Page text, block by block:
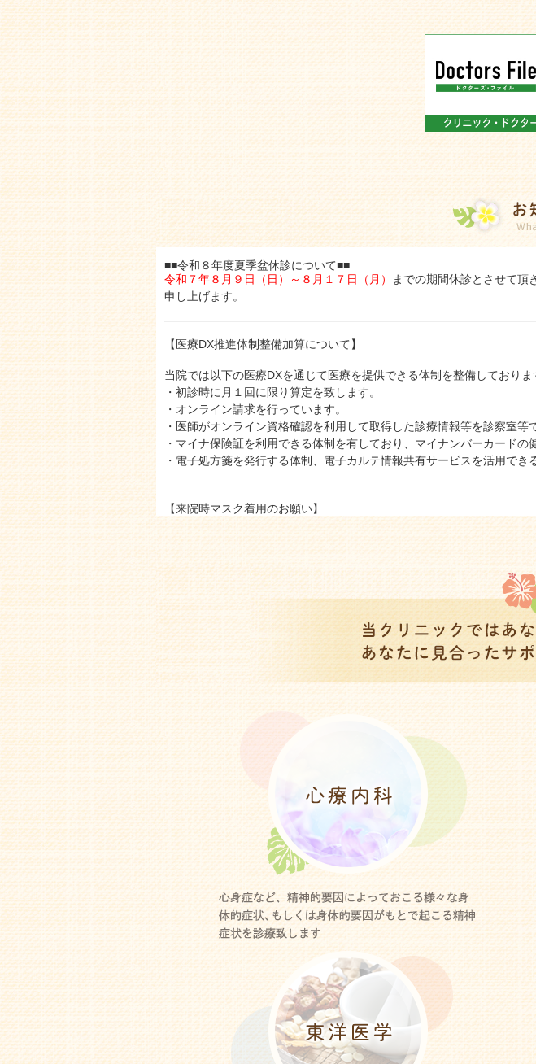
■■令和８年度夏季盆休診について■■
令和７年８月９日（日）～８月１７ 日（月）
までの期間休診とさせて頂
申し上げます。
【医療DX推進体制整備加算について】
当院では以下の医療DXを通じて医療を提供できる体制を整備しておりま
・初診時に月１回に限り算定を致します。
・オンライン請求を行っています。
・医師がオンライン資格確認を利用して取得した診療情報等を診察室等
・マイナ保険証を利用できる体制を有しており、マイナンバーカード
・電子処方箋を発行する体制、電子カルテ情報共有サービスを活用でき
【来院時マスク着用のお願い】
現在、インフルエンザが大流行しております。また新型コロナウイル
うに努めていおります。そのため、感染防止のためにも、ご来院の際
後、お車でお待ちください。携帯電話へお知らせ致します。